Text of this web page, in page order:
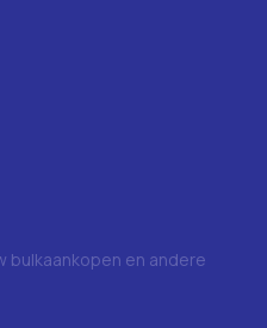
bulkaankopen en andere